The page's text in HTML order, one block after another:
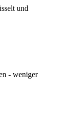
und
- weniger